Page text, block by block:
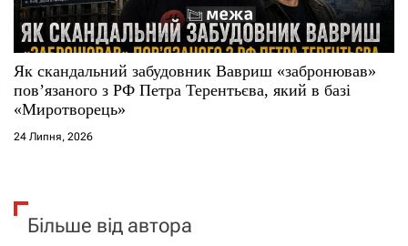
Як скандальний забудовник Вавриш «забронював»
повʼязаного з РФ Петра Терентьєва, який в базі
«Миротворець»
24 Липня, 2026
Більше від автора